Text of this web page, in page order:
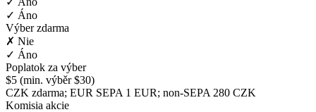
✓ Áno
Výber zdarma
✗ Nie
✓ Áno
Poplatok za výber
$5 (min. výběr $30)
CZK zdarma; EUR SEPA 1 EUR; non-SEPA 280 CZK
Komisia akcie